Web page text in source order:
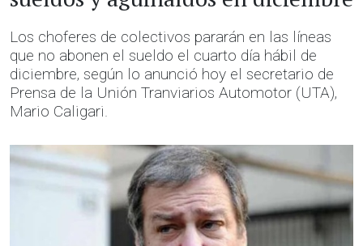
Los choferes de colectivos pararán en las líneas
que no abonen el sueldo el cuarto día hábil de
diciembre, según lo anunció hoy el secretario de
Prensa de la Unión Tranviarios Automotor (UTA),
Mario Caligari.